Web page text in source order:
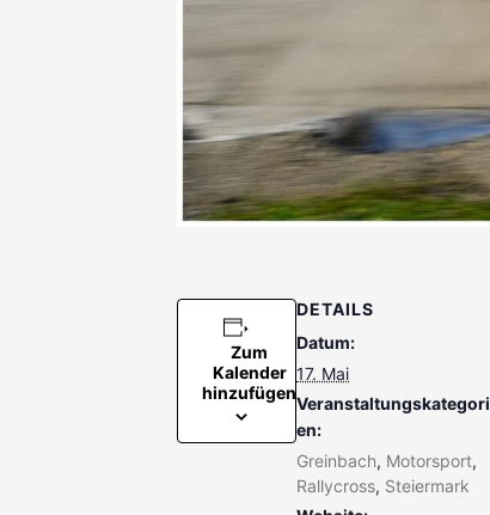
Zum
Kalender
hinzufügen
DETAILS
Datum:
17. Mai
Veranstaltungskategori
en:
Greinbach, Motorsport,
Rallycross, Steiermark